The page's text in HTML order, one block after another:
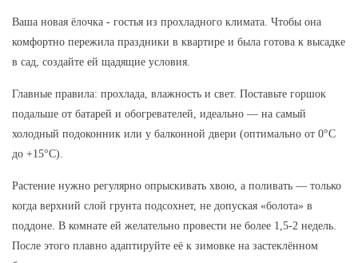
Ваша новая ёлочка - гостья из прохладного климата. Чтобы она
комфортно пережила праздники в квартире и была готова к высадке
в сад, создайте ей щадящие условия.
Главные правила: прохлада, влажность и свет. Поставьте горшок
подальше от батарей и обогревателей, идеально — на самый
холодный подоконник или у балконной двери (оптимально от 0°C
до +15°C).
Растение нужно регулярно опрыскивать хвою, а поливать — только
когда верхний слой грунта подсохнет, не допуская «болота» в
поддоне. В комнате ей желательно провести не более 1,5-2 недель
После этого плавно адаптируйте её к зимовке на застеклённом